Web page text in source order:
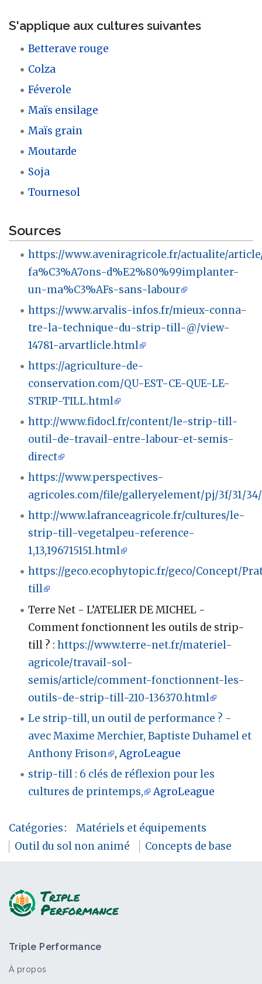
S'applique aux cultures suivantes
Betterave rouge
Colza
Féverole
Maïs ensilage
Maïs grain
Moutarde
Soja
Tournesol
Sources
https://www.aveniragricole.fr/actualite/
fa%C3%A7ons-d%E2%80%99implanter-
un-ma%C3%AFs-sans-labour
https://www.arvalis-infos.fr/mieux-conna-
tre-la-technique-du-strip-till-@/view-
14781-arvartlicle.html
https://agriculture-de-
conservation.com/QU-EST-CE-QUE-LE-
STRIP-TILL.html
http://www.fidocl.fr/content/le-strip-till-
outil-de-travail-entre-labour-et-semis-
direct
https://www.perspectives-
agricoles.com/file/galleryelement/pj/3f/31/34/
http://www.lafranceagricole.fr/cultures/le-
strip-till-vegetalpeu-reference-
1,13,196715151.html
https://geco.ecophytopic.fr/geco/Concept/
till
Terre Net - L’ATELIER DE MICHEL -
Comment fonctionnent les outils de strip-
till ? :https://www.terre-net.fr/materiel-
agricole/travail-sol-
semis/article/comment-fonctionnent-les-
outils-de-strip-till-210-136370.html
Le strip-till, un outil de performance ? -
avec Maxime Merchier, Baptiste Duhamel et
Anthony Frison
,AgroLeague
strip-till : 6 clés de réflexion pour les
cultures de printemps,
AgroLeague
Catégories:
Matériels et équipements
Outil du sol non animé
Concepts de base
Triple Performance
À propos